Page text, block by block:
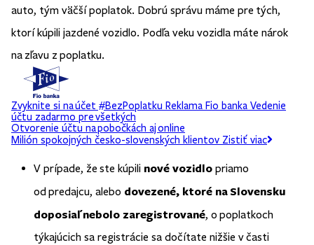
auto, tým väčší poplatok. Dobrú správu máme pre tých,
ktorí kúpili jazdené vozidlo. Podľa veku vozidla máte nárok
na zľavu z poplatku.
Zvyknite si na účet #BezPoplatku Reklama Fio banka Vedenie
účtu zadarmo pre všetkých
Otvorenie účtu na pobočkách aj online
Milión spokojných česko-slovenských klientov Zistiť viac
V prípade, že ste kúpili nové vozidlo priamo
od predajcu, alebo dovezené, ktoré na Slovensku
doposiaľ nebolo zaregistrované, o poplatkoch
týkajúcich sa registrácie sa dočítate nižšie v časti